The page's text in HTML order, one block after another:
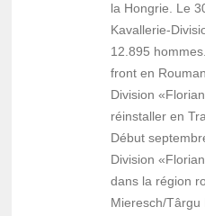
la Hongrie. Le
Kavallerie-
12.895
front en
Division
réinstaller en
Début
Division
dans la région
Mieresch/Târgu